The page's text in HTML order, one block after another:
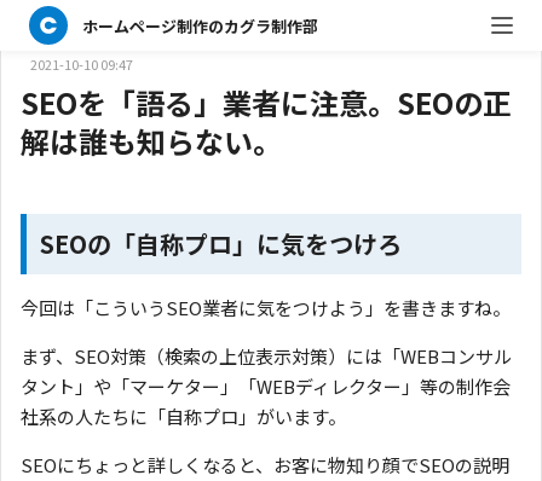
ホームページ制作のカグラ制作部
キヨ
マネージャー／マーケター／営業
2021-10-10 09:47
SEOを「語る」業者に注意。SEOの正
解は誰も知らない。
SEOの「自称プロ」に気をつけろ
今回は「こういうSEO業者に気をつけよう」を書きますね。
まず、SEO対策（検索の上位表示対策）には「WEBコンサル
タント」や「マーケター」「WEBディレクター」等の制作会
社系の人たちに「自称プロ」がいます。
SEOにちょっと詳しくなると、お客に物知り顔でSEOの説明